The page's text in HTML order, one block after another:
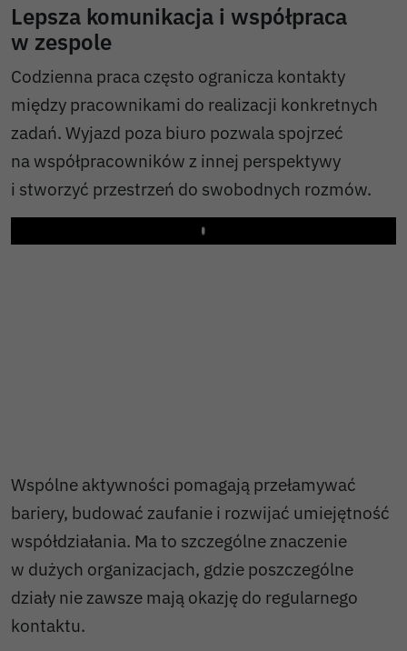
Lepsza komunikacja i współpraca
w zespole
Codzienna praca często ogranicza kontakty
między pracownikami do realizacji konkretnych
zadań. Wyjazd poza biuro pozwala spojrzeć
na współpracowników z innej perspektywy
i stworzyć przestrzeń do swobodnych rozmów.
Play
Wspólne aktywności pomagają przełamywać
bariery, budować zaufanie i rozwijać umiejętność
współdziałania. Ma to szczególne znaczenie
w dużych organizacjach, gdzie poszczególne
działy nie zawsze mają okazję do regularnego
kontaktu.